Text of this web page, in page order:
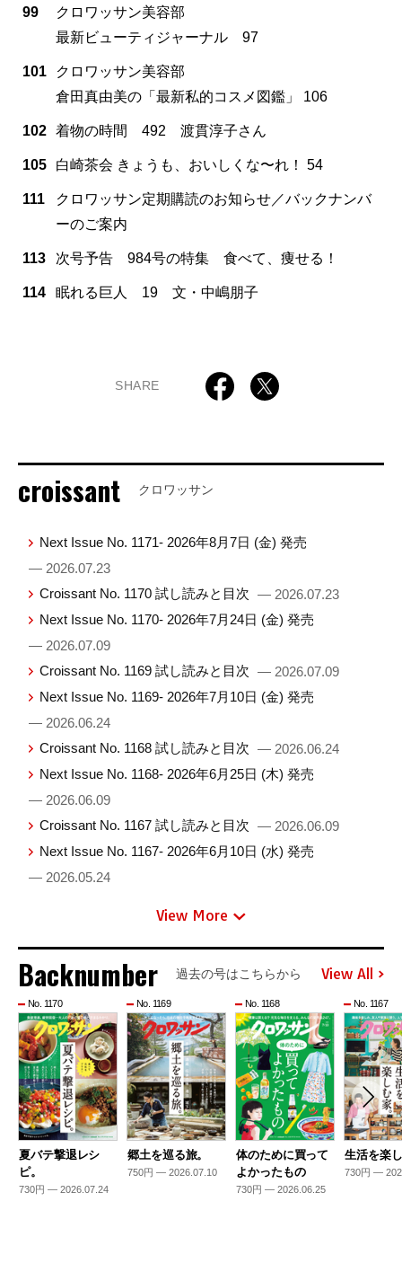
99
クロワッサン美容部
最新ビューティジャーナル 97
101
クロワッサン美容部
倉田真由美の「最新私的コスメ図鑑」 106
102 着物の時間 492 渡貫淳子さん
105 白崎茶会 きょうも、おいしくな〜れ！ 54
111
クロワッサン定期購読のお知らせ／バックナンバ
ーのご案内
113 次号予告 984号の特集 食べて、痩せる！
114 眠れる巨人 19 文・中嶋朋子
SHARE
croissant クロワッサン
Next Issue No. 1171- 2026年8月7日 (金) 発売
— 2026.07.23
Croissant No. 1170 試し読みと目次 — 2026.07.23
Next Issue No. 1170- 2026年7月24日 (金) 発売
— 2026.07.09
Croissant No. 1169 試し読みと目次 — 2026.07.09
Next Issue No. 1169- 2026年7月10日 (金) 発売
— 2026.06.24
Croissant No. 1168 試し読みと目次 — 2026.06.24
Next Issue No. 1168- 2026年6月25日 (木) 発売
— 2026.06.09
Croissant No. 1167 試し読みと目次 — 2026.06.09
Next Issue No. 1167- 2026年6月10日 (水) 発売
— 2026.05.24
View More
Backnumber 過去の号はこちらから View All
No. 1170
夏バテ撃退レシ
ピ。
730円 — 2026.07.24
No. 1169
郷土を巡る旅。
750円 — 2026.07.10
No. 1168
体のために買って
よかったもの
730円 — 2026.06.25
No. 1167
生活を楽
730円 —